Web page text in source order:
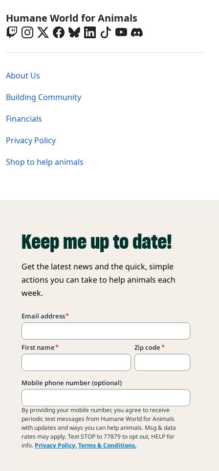
Global - Social Menu
Humane World for Animals
About Us
Building Community
Financials
Privacy Policy
Shop to help animals